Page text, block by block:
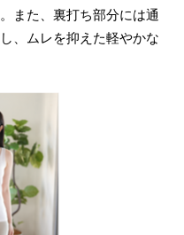
また、裏打ち部分には通
、ムレを抑えた軽やかな